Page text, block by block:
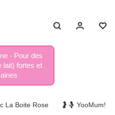
- Pour des
lait) fortes et
La Boite Rose 🤰🤱 YooMum!